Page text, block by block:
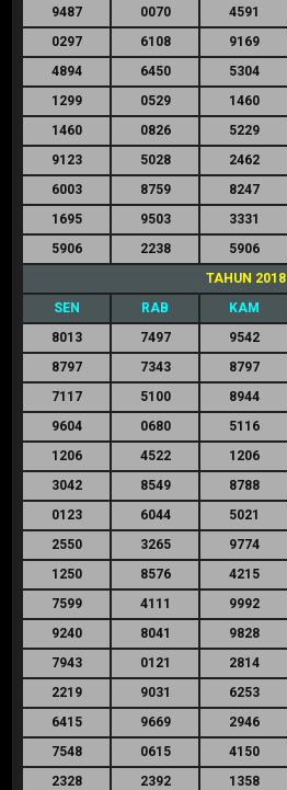
9487
0070 4591
0297
6108 9169
4894
6450 5304
1299
0529 1460
1460
0826 5229
9123
5028 2462
6003
8759 8247
1695
9503 3331
5906
2238 5906
TAHUN 2018
SEN
RAB KAM
8013
7497 9542
8797
7343 8797
7117
5100 8944
9604
0680 5116
1206
4522 1206
3042
8549 8788
0123
6044 5021
2550
3265 9774
1250
8576 4215
7599
4111 9992
9240
8041 9828
7943
0121 2814
2219
9031 6253
6415
9669 2946
7548
0615 4150
2328
2392 1358